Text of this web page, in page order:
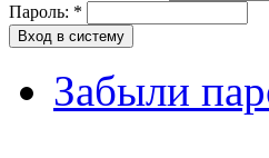
Пароль: *
Забыли